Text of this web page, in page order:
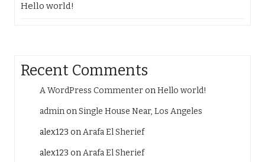
Hello world!
Recent Comments
A WordPress CommenteronHello world!
adminonSingle House Near, Los Angeles
alex123 onArafa El Sherief
alex123 onArafa El Sherief